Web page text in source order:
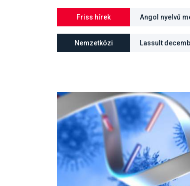
Friss hírek Angol nyelvű
Nemzetközi Lassult